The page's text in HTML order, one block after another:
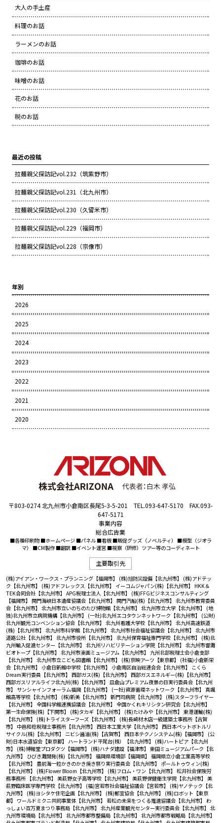
大人の手土産
料理のお話
ラーメンのお話
珈琲のお話
味噌のお話
花のお話
税のお話
最近の投稿
拉麺親父探訪記vol.232（筑紫野市）
拉麺親父探訪記vol.231（北九州市）
拉麺親父探訪記vol.230（久留米市）
拉麺親父探訪記vol.229（福岡市）
拉麺親父探訪記vol.228（宗像市）
年別
2026
2025
2024
2023
2022
2021
2020
〒803-0274 北九州市小倉南区長尾5-3-5-201 TEL.093-647-5170 FAX.093-
647-5171
事業内容
総合広告業
■各種印刷物 ■ホームページ ■パネル ■看板 ■販促グッズ（ノベルティ） ■模型（ジオラ
マ） ■CM製作 ■翻訳 ■イベント運営 ■視察（研修）ツアー等のコーディネート
主要取引先
(株)アイアン・ワークス・プランニング【福岡市】 (株)旭防災設備【北九州市】 (株)アドテッ
ク【北九州市】 (株)アドフレックス【北九州市】 イーコムジャパン(株)【北九州市】 HKK＆
TEK合同会社【北九州市】 APG税理士法人【北九州市】 (株)FFGビジネスコンサルティング
【福岡市】 関門海峡日本遺産協議会【北九州市】 関門汽船(株)【北九州市】 北九州市教育委員
会【北九州市】 北九州市立いのちのたび博物館【北九州市】 北九州市立大学【北九州市】 (地
独)北九州市立病院機構【北九州市】 (一社)北九州エコタウンネットワーク【北九州市】 (公財)
北九州観光コンベンション協会【北九州市】 北九州看護大学校【北九州市】 北九州高速鉄道
(株)【北九州市】 北九州市科学館【北九州市】 北九州市社会福祉協議会【北九州市】 北九州市
道路公社【北九州市】 北九州市役所【北九州市】 北九州保育福祉専門学校【北九州市】 (株)北
九州輸入促進センター【北九州市】 北九州リハビリテーション学院【北九州市】 北九州市響灘
ビオトープ【北九州市】 北九州市漫画ミュージアム【北九州市】 九州北部税理士会小倉支部
【北九州市】 北九州市立こども図書館【北九州市】 (株)京映アーツ【東京都】 (社福)小倉新栄
会【北九州市】 小倉日新館中学校【北九州市】 小倉南区自治総連合会【北九州市】
こくら
Dream実行委員【北九州市】 西部ガス(株)【北九州市】 西部ガスエネルギー(株)【北九州市】
西部ガスリアルライフ北九州(株)【北九州市】 皿倉山プレミアム夜景の日実行委員会【北九州
市】 サンシャインフォーラム福岡【北九州市】 (一社)資源循環ネットワーク【北九州市】 真颯
館高等学校【北九州市】 (株)新美【北九州市】 新門司病院【北九州市】 (株)スターフライヤー
【北九州市】 全国科学館連携協議会【北九州市】 全国かくれキリシタン研究会【北九州市】
第一生命保険(株)【下関市】 (株)タカギ【北九州市】 (株)たけみや【北九州市】 東港運輸(株)
【北九州市】 (株)トライスターフーズ【北九州市】 (株)長崎材木店一級建築士事務所【古賀
市】 中邑和稔税理士事務所【北九州市】 西日本工業大学【北九州市】 西日本ペットボトルリ
サイクル(株)【北九州市】 ニビシ醤油(株)【古賀市】 西日本テクノシステム(株)【福岡市】 (公
財)日本水道協会【東京都】 ハートランド平尾台(株）【北九州市】 (株)ハートピア【北九州
市】 (株)博報堂プロダクツ【福岡市】 (株)ハナダ建設【福津市】 東田ミュージアムパーク【北
九州市】 ひびき灘開発(株)【北九州市】 福岡県環境部【福岡県】 福岡県立小倉工業高等学校
【北九州市】 豊前海一粒かきのかき焼き祭り実行委員会【北九州市】 ポールトゥウィン(株)
【北九州市】 (株)Flower Bloom【北九州市】 (株)フロム・ワン【北九州市】 松井社会保険労
務事務所 【北九州市】 美萩野女子高等学校【北九州市】 美萩野保健衛生学院【北九州市】 美
萩野臨床医学専門学校【北九州市】 (福)宮若市社会福祉協議会【宮若市】 (株)ヤノテック【北
九州市】 (株)ヨシタケ住宅企画【北九州市】 (株)郵宣協会【北九州市】 (株)ロボット【東京
都】 ワールドミクニ共同事業体【北九州市】 若松の未来をつくる推進協議会【北九州市】 わ
っしょい百万夏まつり事務局【北九州市】 北九州産業観光センター実行委員会【北九州市】 北
九州市環境局【北九州市】 北九州市都市整備局【北九州市】 北九州市都市戦略局【北九州市】